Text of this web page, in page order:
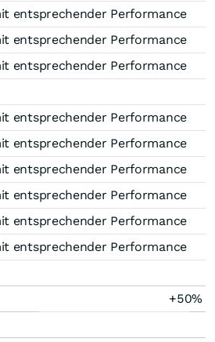
entsprechender Performance
entsprechender Performance
entsprechender Performance
entsprechender Performance
entsprechender Performance
entsprechender Performance
entsprechender Performance
entsprechender Performance
entsprechender Performance
+50%